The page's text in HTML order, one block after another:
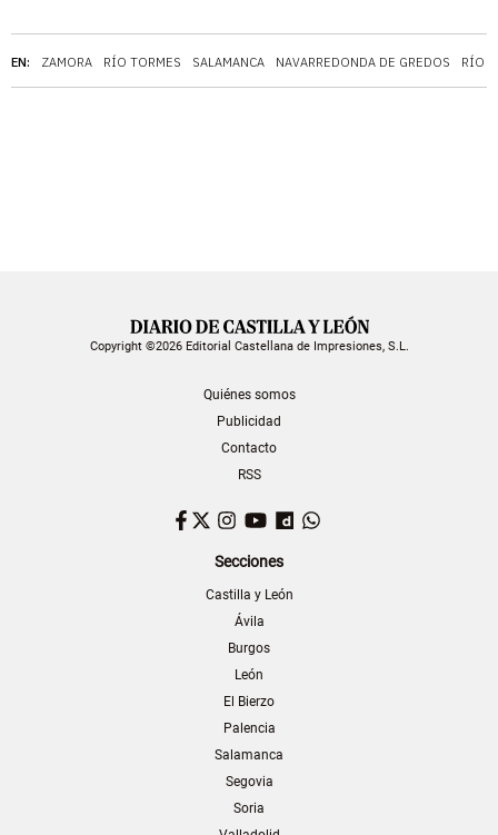
EN: ZAMORA RÍO TORMES SALAMANCA NAVARREDONDA DE GREDOS RÍO
Copyright ©2026 Editorial Castellana de Impresiones, S.L.
Quiénes somos
Publicidad
Contacto
RSS
Facebook
TwitterInstagram
YouTubeDailymotion
Secciones
Castilla y León
Ávila
Burgos
León
El Bierzo
Palencia
Salamanca
Segovia
Soria